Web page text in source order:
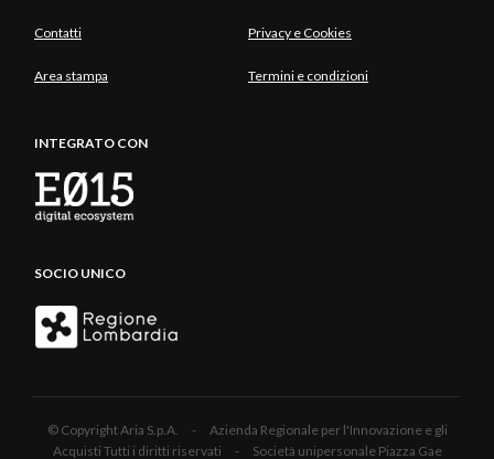
Contatti Privacy e Cookies
Area stampa Termini e condizioni
INTEGRATO CON
SOCIO UNICO
© Copyright Aria S.p.A. - Azienda Regionale per l'Innovazione e gli
Acquisti Tutti i diritti riservati - Società unipersonale Piazza Gae